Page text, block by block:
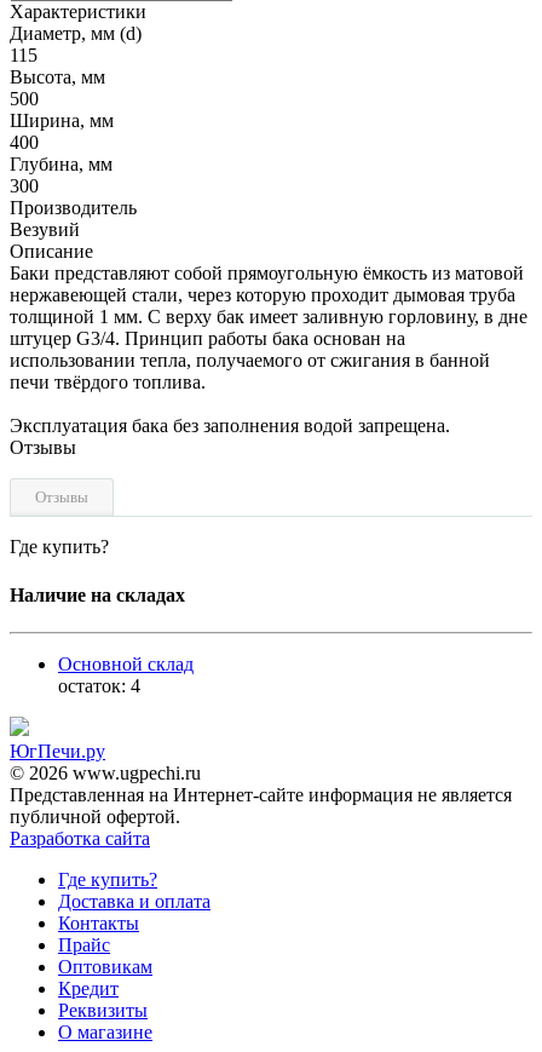
Характеристики
Диаметр, мм (d)
115
Высота, мм
500
Ширина, мм
400
Глубина, мм
300
Производитель
Везувий
Описание
Баки представляют собой прямоугольную ёмкость из матовой
нержавеющей стали, через которую проходит дымовая труба
толщиной 1 мм. С верху бак имеет заливную горловину, в дне
штуцер G3/4. Принцип работы бака основан на
использовании тепла, получаемого от сжигания в банной
печи твёрдого топлива.
Эксплуатация бака без заполнения водой запрещена.
Отзывы
Отзывы
Где купить?
Наличие на складах
Основной склад
остаток: 4
ЮгПечи.ру
© 2026 www.ugpechi.ru
Представленная на Интернет-сайте информация не является
публичной офертой.
Разработка сайта
Где купить?
Доставка и оплата
Контакты
Прайс
Оптовикам
Кредит
Реквизиты
О магазине